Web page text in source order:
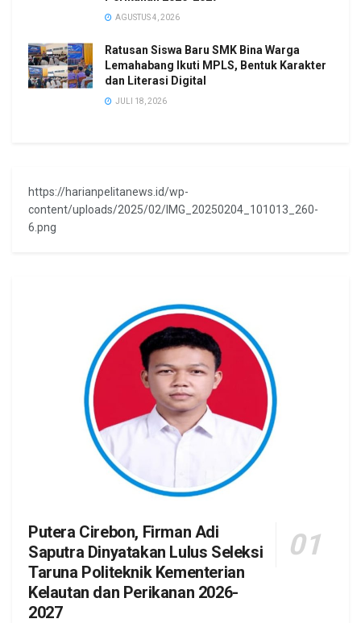
AGUSTUS 4, 2026
Ratusan Siswa Baru SMK Bina Warga
Lemahabang Ikuti MPLS, Bentuk Karakter
dan Literasi Digital
JULI 18, 2026
https://harianpelitanews.id/wp-
content/uploads/2025/02/IMG_20250204_101013_260-
6.png
Putera Cirebon, Firman Adi
Saputra Dinyatakan Lulus Seleksi
Taruna Politeknik Kementerian
Kelautan dan Perikanan 2026-
2027